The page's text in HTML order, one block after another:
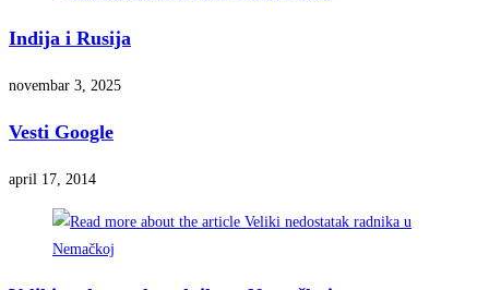
Indija i Rusija
novembar 3, 2025
Vesti Google
april 17, 2014